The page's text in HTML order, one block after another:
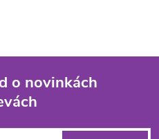
o novinkách